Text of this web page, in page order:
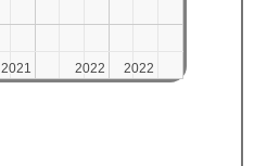
2021
2021 2022
2022 2022
2022